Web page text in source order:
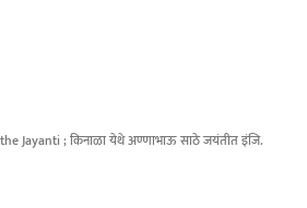
Jayanti ; किनाळा येथे अण्णाभाऊ साठे जयंतीत इंजि.